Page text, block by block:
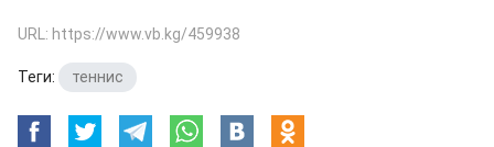
URL: https://www.vb.kg/459938
Теги: теннис